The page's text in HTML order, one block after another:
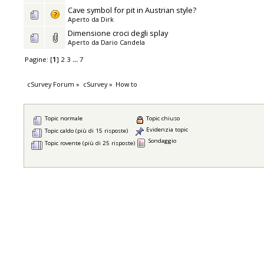
Cave symbol for pit in Austrian style?
Aperto da Dirk
Dimensione croci degli splay
Aperto da Dario Candela
Pagine: [1] 2 3 ...7
cSurvey Forum » cSurvey» How to
Topic normale
Topic caldo (più di 15 risposte)
Topic rovente (più di 25 risposte)
Topic chiuso
Evidenzia topic
Sondaggio